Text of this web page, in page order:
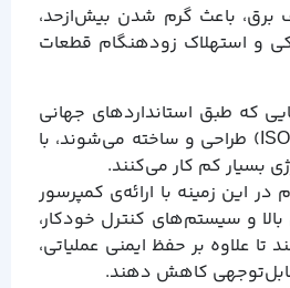
برق، باعث گرم شدن بیش‌ازحد،
و استهلاک زودهنگام قطعات
که طبق استانداردهای جهانی
(مانند API 618 یا ISO 1217) طراحی و ساخته می‌شوند، با
بسیار کم کار می‌کنند.
در این زمینه با ارائه‌ی کمپرسور
و سیستم‌های کنترل خودکار،
علاوه بر حفظ ایمنی عملیاتی،
کاهش دهند.